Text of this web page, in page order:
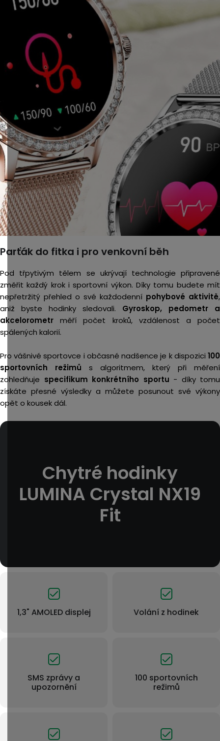
Parťák do fitka i pro venkovní běh
Pod třpytivým tělem se ukrývají technologie připravené
změřit každý krok i sportovní výkon. Díky tomu budete mít
nepřetržitý přehled o své každodenní pohybové aktivitě,
aniž byste hodinky sledovali. Gyroskop, pedometr a
akcelorometr měří počet kroků, vzdálenost a počet
spálených kalorií.
Pro vášnivé sportovce i občasné nadšence je k dispozici 100
sportovních režimů s algoritmem, který při měření
zohledňuje specifikum konkrétního sportu - díky tomu
získáte přesné výsledky a můžete posunout své výkony
opět o kousek dál.
Chytré hodinky
LUMINA Crystal NX19
Fit
1,3" AMOLED displej Volání z hodinek
SMS zprávy a
upozornění
100 sportovních
režimů